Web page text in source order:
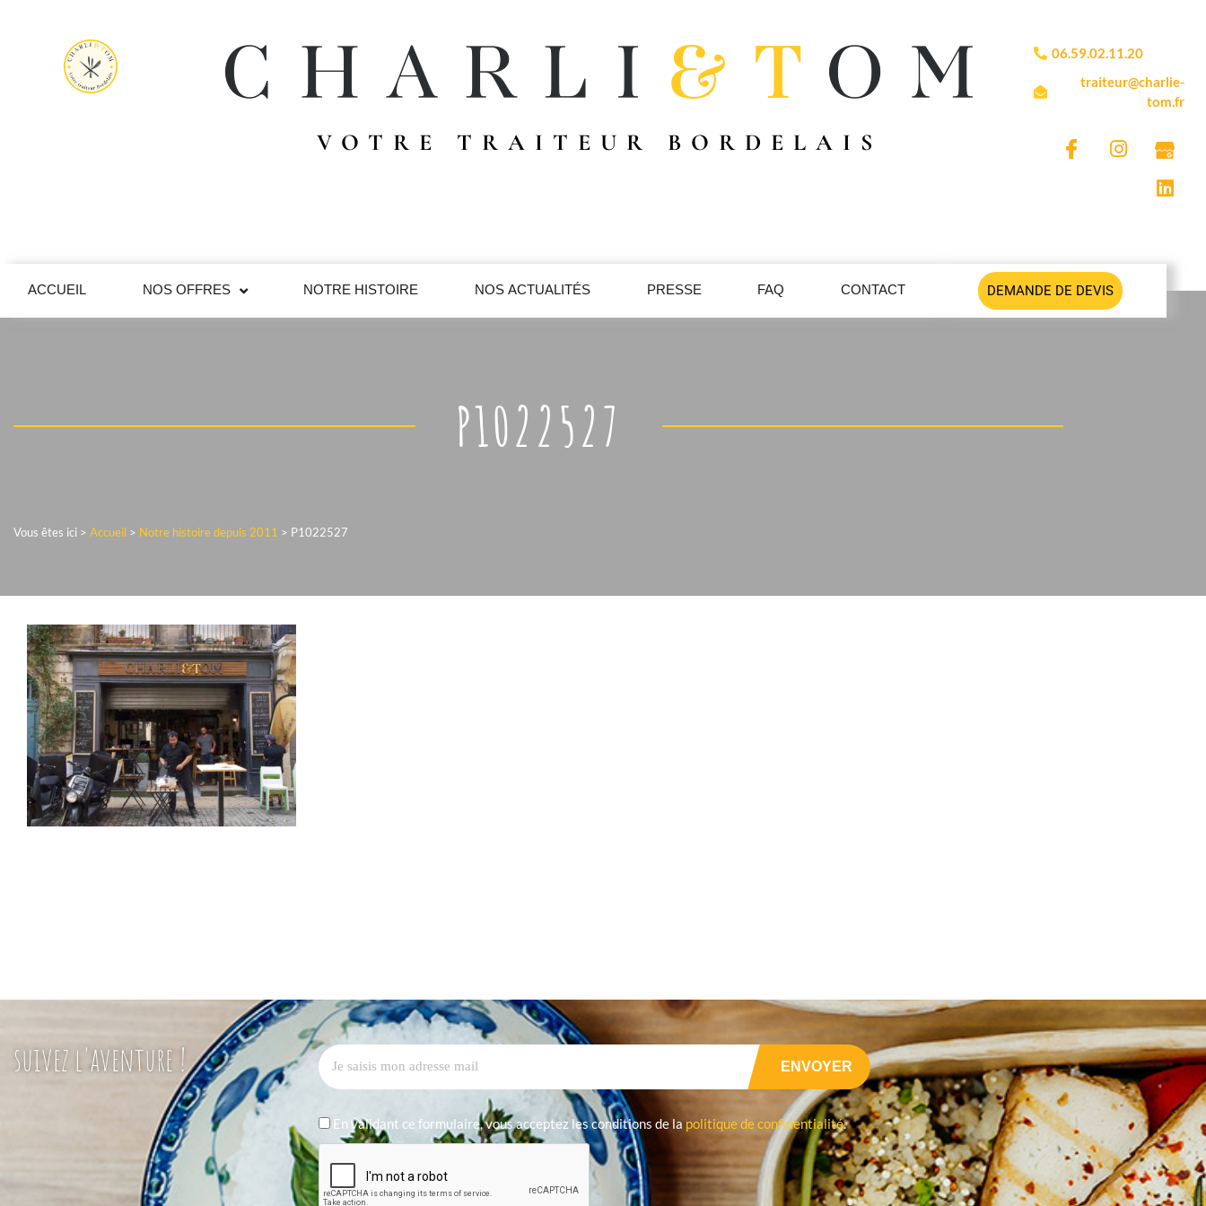
VOTRE TRAITEUR BORDELAIS
06.59.02.11.20
traiteur@charlie-
tom.fr
ACCUEIL NOS OFFRES NOTRE HISTOIRE NOS ACTUALITÉS PRESSE FAQ CONTACT DEMANDE DE DEVIS
P1022527
Vous êtes ici > Accueil > Notre histoire depuis 2011 > P1022527
suivez l'aventure !
En validant ce formulaire, vous acceptez les conditions de la politique de confidentialité.